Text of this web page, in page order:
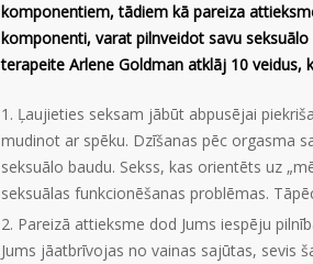
komponentiem, tādiem kā pareiza
komponenti, varat pilnveidot savu
terapeite Arlene Goldman atklāj 10 veidus,
Ļaujieties seksam jābūt abpusējai
mudinot ar spēku. Dzīšanas pēc orgasma
seksuālo baudu. Sekss, kas orientēts uz
seksuālas funkcionēšanas problēmas.
Pareizā attieksme dod Jums iespēju
Jums jāatbrīvojas no vainas sajūtas, sevis